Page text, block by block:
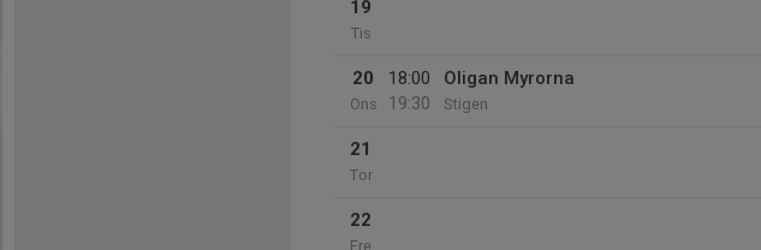
19
Tis
20
Ons
18:00
19:30
Oligan Myrorna
Stigen
21
Tor
22
Fre